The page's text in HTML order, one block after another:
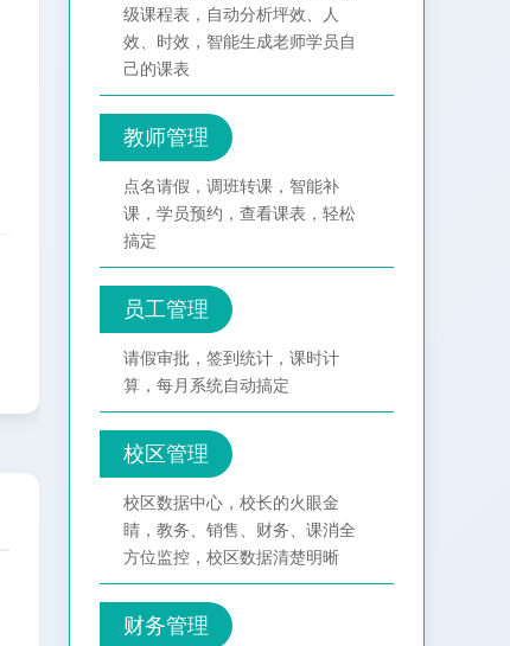
级课程表，自动分析坪效、人
效、时效，智能生成老师学员自
己的课表
教师管理
点名请假，调班转课，智能补
课，学员预约，查看课表，轻松
搞定
员工管理
请假审批，签到统计，课时计
算，每月系统自动搞定
校区管理
校区数据中心，校长的火眼金
睛，教务、销售、财务、课消全
方位监控，校区数据清楚明晰
财务管理